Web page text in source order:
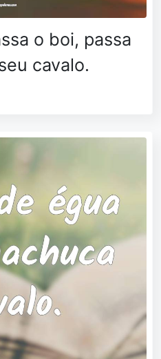
o boi, passa
cavalo.